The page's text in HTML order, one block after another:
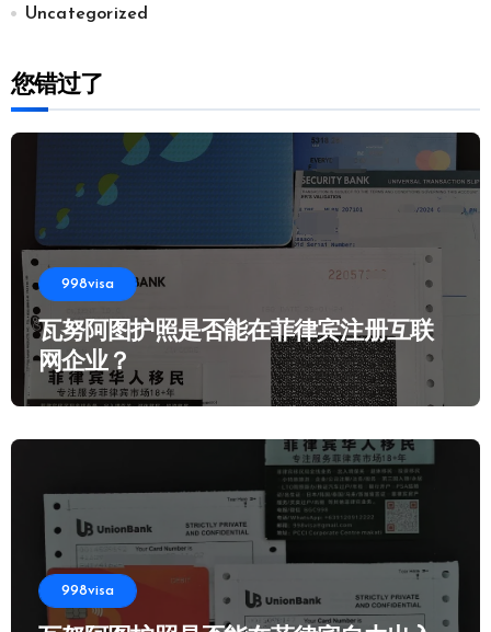
Uncategorized
您错过了
998visa
瓦努阿图护照是否能在菲律宾注册互联
网企业？
998visa